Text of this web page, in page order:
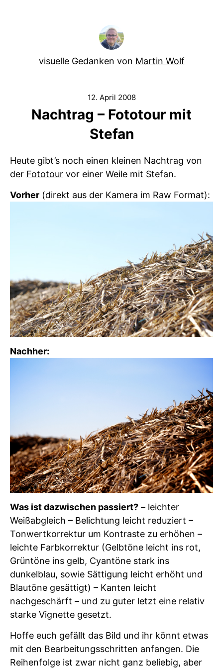
visuelle Gedanken von Martin Wolf
12. April 2008
Nachtrag – Fototour mit
Stefan
Heute gibt’s noch einen kleinen Nachtrag von
der Fototour vor einer Weile mit Stefan.
Vorher (direkt aus der Kamera im Raw Format):
Nachher:
Was ist dazwischen passiert? – leichter
Weißabgleich – Belichtung leicht reduziert –
Tonwertkorrektur um Kontraste zu erhöhen –
leichte Farbkorrektur (Gelbtöne leicht ins rot,
Grüntöne ins gelb, Cyantöne stark ins
dunkelblau, sowie Sättigung leicht erhöht und
Blautöne gesättigt) – Kanten leicht
nachgeschärft – und zu guter letzt eine relativ
starke Vignette gesetzt.
Hoffe euch gefällt das Bild und ihr könnt etwas
mit den Bearbeitungsschritten anfangen. Die
Reihenfolge ist zwar nicht ganz beliebig, aber